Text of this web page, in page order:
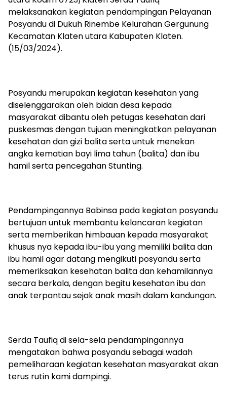
melaksanakan kegiatan pendampingan Pelayanan
Posyandu di Dukuh Rinembe Kelurahan Gergunung
Kecamatan Klaten utara Kabupaten Klaten.
(15/03/2024).
Posyandu merupakan kegiatan kesehatan yang
diselenggarakan oleh bidan desa kepada
masyarakat dibantu oleh petugas kesehatan dari
puskesmas dengan tujuan meningkatkan pelayanan
kesehatan dan gizi balita serta untuk menekan
angka kematian bayi lima tahun (balita) dan ibu
hamil serta pencegahan Stunting.
Pendampingannya Babinsa pada kegiatan posyandu
bertujuan untuk membantu kelancaran kegiatan
serta memberikan himbauan kepada masyarakat
khusus nya kepada ibu-ibu yang memiliki balita dan
ibu hamil agar datang mengikuti posyandu serta
memeriksakan kesehatan balita dan kehamilannya
secara berkala, dengan begitu kesehatan ibu dan
anak terpantau sejak anak masih dalam kandungan.
Serda Taufiq di sela-sela pendampingannya
mengatakan bahwa posyandu sebagai wadah
pemeliharaan kegiatan kesehatan masyarakat akan
terus rutin kami dampingi.